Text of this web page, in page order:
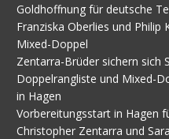
Goldhoffnung für deutsche
Franziska Oberlies und Philip
Mixed-Doppel
Zentarra-Brüder sichern sich
Doppelrangliste und Mixed-
in Hagen
Vorbereitungsstart in Hagen
Christopher Zentarra und